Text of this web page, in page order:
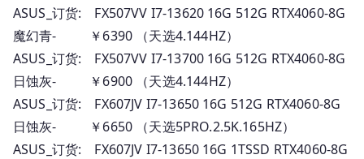
ASUS_订货: FX507VV I7-13620 16G 512G RTX4060-8G
魔幻青- ￥6390 （天选4.144HZ）
ASUS_订货: FX507VV I7-13700 16G 512G RTX4060-8G
日蚀灰- ￥6900 （天选4.144HZ）
ASUS_订货: FX607JV I7-13650 16G 512G RTX4060-8G
日蚀灰- ￥6650 （天选5PRO.2.5K.165HZ）
ASUS_订货: FX607JV I7-13650 16G 1TSSD RTX4060-8G